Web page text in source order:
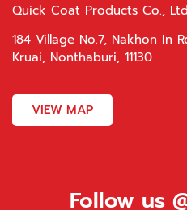
Quick Coat Products Co.,
184 Village No.7, Nakhon In
Kruai, Nonthaburi, 11130
VIEW MAP
Follow us